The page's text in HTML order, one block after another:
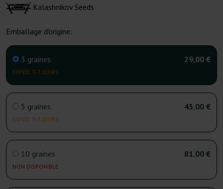
Kalashnikov Seeds
Emballage d'origine:
3 graines
EXPÉD. 3-7 JOURS
29,00 €
5 graines
EXPÉD. 3-7 JOURS
43,00 €
10 graines
NON DISPONIBLE
81,00 €